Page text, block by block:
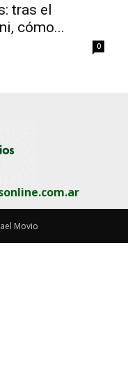
tras el
cómo...
0
Movio